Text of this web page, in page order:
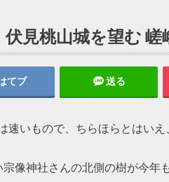
見桃山城を望む 嵯
てブ 送る
いもので、ちらほらとはいえ
像神社さんの北側の樹が今年